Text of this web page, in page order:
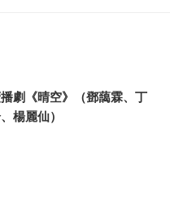
劇《晴空》（鄧藹霖、丁
楊麗仙）